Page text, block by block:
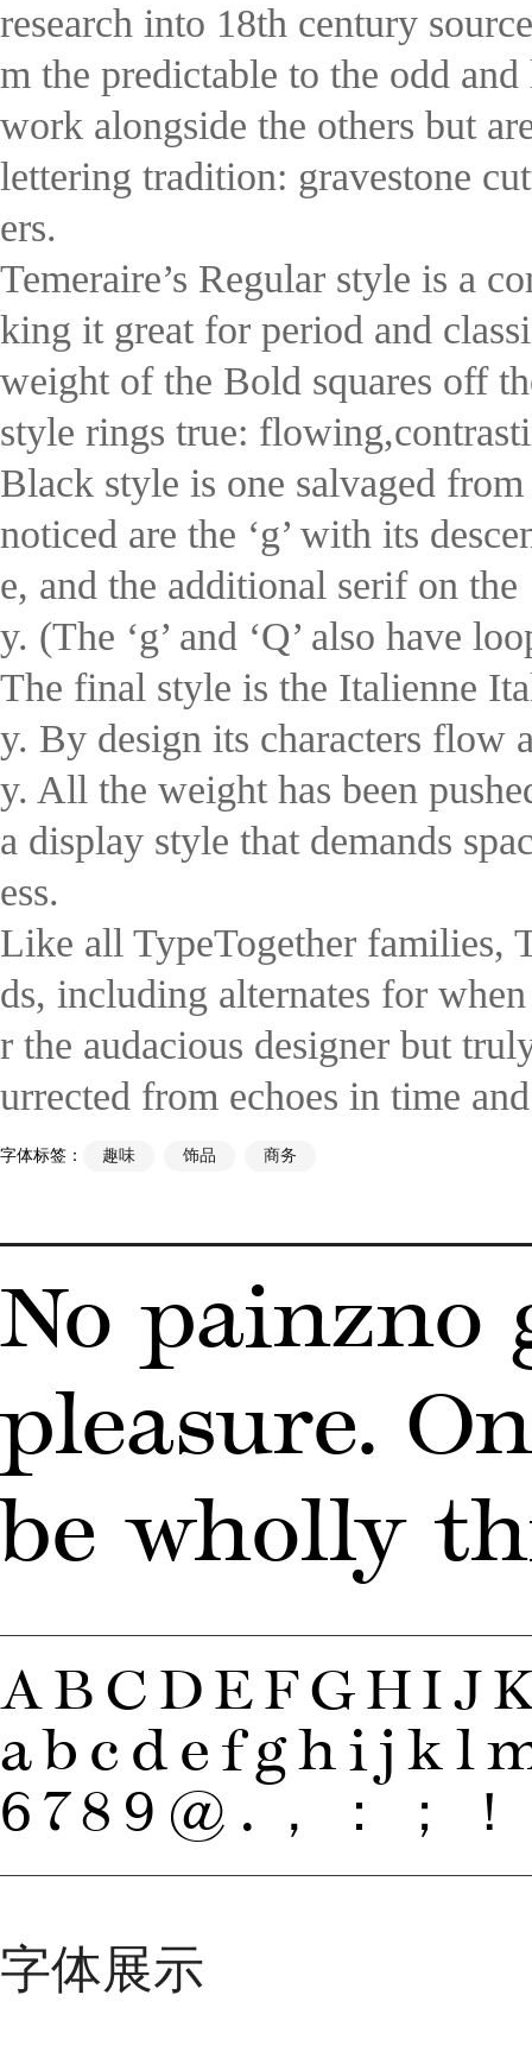
research into 18th century
m the predictable to the odd
work alongside the others but
lettering tradition: gravestone
ers.
Temeraire’s Regular style is a
king it great for period and
weight of the Bold squares off
style rings true:
Black style is one salvaged
noticed are the ‘g’ with its
e, and the additional serif on the
y. (The ‘g’ and ‘Q’ also have
The final style is the Italienne
y. By design its characters flow
y. All the weight has been
a display style that demands
ess.
Like all TypeTogether families,
ds, including alternates for
r the audacious designer but
urrected from echoes in time
字体标签： 趣味 饰品 商务
No painzno
pleasure.
be wholly
6789@.，：；
字体展示